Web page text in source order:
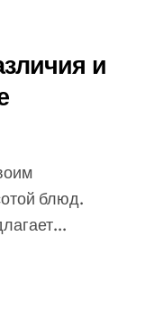
и
блюд.